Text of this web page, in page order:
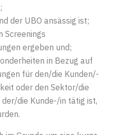
der UBO ansässig ist;
Screenings
ergeben und;
in Bezug auf
für den/die Kunden/-
oder den Sektor/die
der/die Kunde-/in tätig ist,